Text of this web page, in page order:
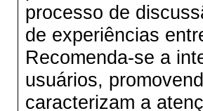
processo de
de experiências
Recomenda-se a
usuários,
caracterizam a